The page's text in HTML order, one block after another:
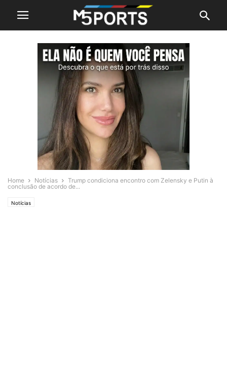
Home Notícias
Trump condiciona encontro com Zelensky e Putin à
conclusão de acordo de...
Notícias